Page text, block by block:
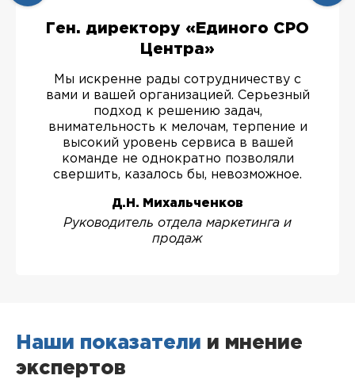
Ген. директору «Единого СРО
Центра»
Мы искренне рады сотрудничеству с
вами и вашей организацией. Серьезный
подход к решению задач,
внимательность к мелочам, терпение и
высокий уровень сервиса в вашей
команде не однократно позволяли
свершить, казалось бы, невозможное.
Д.Н. Михальченков
Руководитель отдела маркетинга и
продаж
Наши показатели и мнение
экспертов